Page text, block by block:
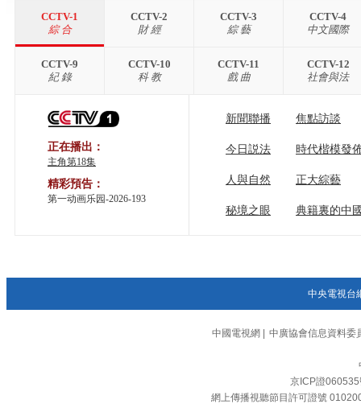
CCTV-1
綜 合
CCTV-2
財 經
CCTV-3
綜 藝
CCTV-4
中文國際
CCTV-9
紀 錄
CCTV-10
科 教
CCTV-11
戲 曲
CCTV-12
社會與法
正在播出：
主角第18集
精彩預告：
第一动画乐园-2026-193
新聞聯播 焦點訪談
今日説法 時代楷模發
人與自然 正大綜藝
秘境之眼 典籍裏的中
中央電視台
中國電視網 中廣協會信息資料委
京ICP證060535
網上傳播視聽節目許可證號